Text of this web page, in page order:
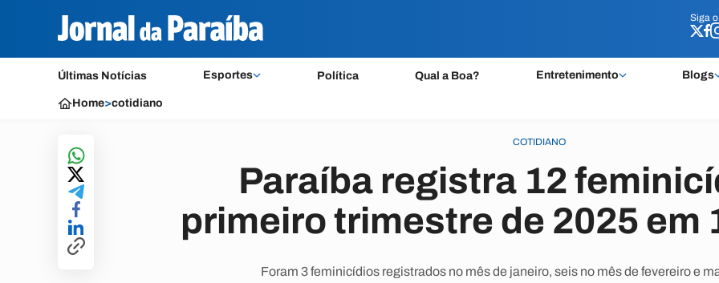
Siga o
Últimas Notícias Esportes Política Qual a Boa? Entretenimento Blogs
Siga o
Home>cotidiano
COTIDIANO
Paraíba registra 12
primeiro trimestre de 2025 em
Foram 3 feminicídios registrados no mês de janeiro, seis no mês de fevereiro e